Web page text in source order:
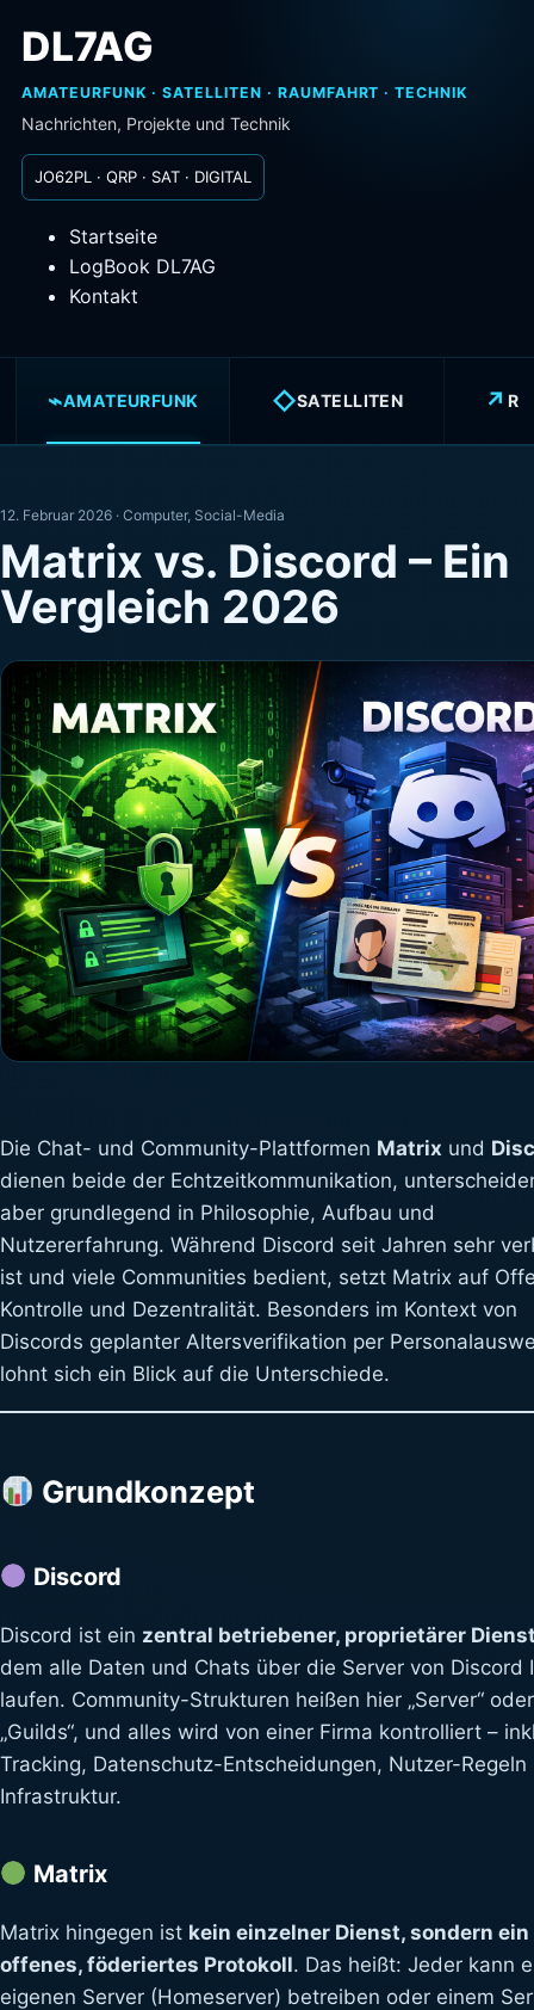
DL7AG
AMATEURFUNK · SATELLITEN · RAUMFAHRT · TECHNIK
Nachrichten, Projekte und Technik
JO62PL · QRP · SAT · DIGITAL
Startseite
LogBook DL7AG
Kontakt
⌁AMATEURFUNK ◇SATELLITEN ↗
12. Februar 2026 · Computer, Social-Media
Matrix vs. Discord – Ein
Vergleich 2026
Die Chat- und Community-Plattformen Matrix und
dienen beide der Echtzeitkommunikation,
aber grundlegend in Philosophie, Aufbau und
Nutzererfahrung. Während Discord seit Jahren sehr
ist und viele Communities bedient, setzt Matrix auf
Kontrolle und Dezentralität. Besonders im Kontext von
Discords geplanter Altersverifikation per
lohnt sich ein Blick auf die Unterschiede.
Grundkonzept
Discord
Discord ist ein zentral betriebener, proprietärer
dem alle Daten und Chats über die Server von Discord
laufen. Community-Strukturen heißen hier „Server“ oder
„Guilds“, und alles wird von einer Firma kontrolliert –
Tracking, Datenschutz-Entscheidungen, Nutzer-Regeln
Infrastruktur.
Matrix
Matrix hingegen ist kein einzelner Dienst, sondern ein
offenes, föderiertes Protokoll. Das heißt: Jeder kann
eigenen Server (Homeserver) betreiben oder einem